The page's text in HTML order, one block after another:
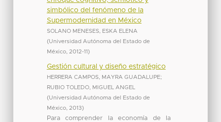
simbólico del fenómeno de la
Supermodernidad en México
SOLANO MENESES, ESKA ELENA
(Universidad Autónoma del Estado de
México, 2012-11)
Gestión cultural y diseño estratégico
HERRERA CAMPOS, MAYRA GUADALUPE;
RUBIO TOLEDO, MIGUEL ANGEL
(Universidad Autónoma del Estado de
México, 2013)
Para comprender la economía de la